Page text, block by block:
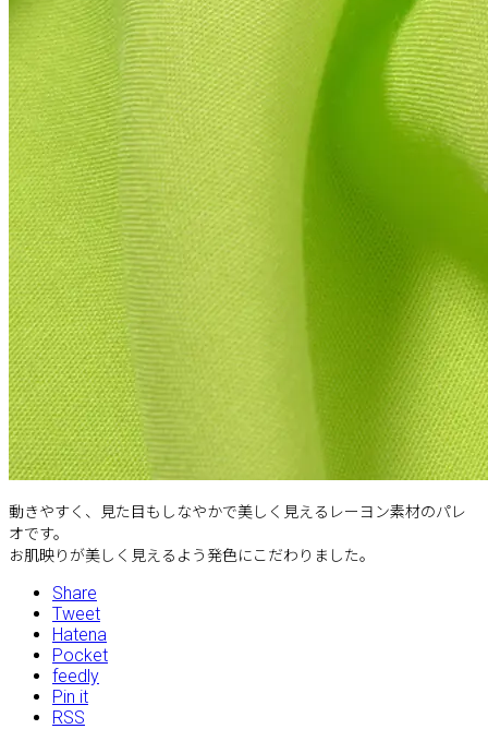
動きやすく、見た目もしなやかで美しく見えるレーヨン素材のパレ
オです。
お肌映りが美しく見えるよう発色にこだわりました。
Share
Tweet
Hatena
Pocket
feedly
Pin it
RSS